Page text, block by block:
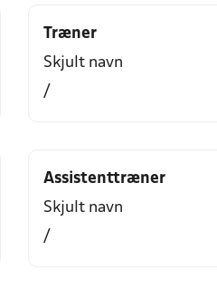
Træner
Skjult navn
/
Assistenttræner
Skjult navn
/